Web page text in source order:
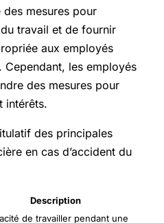
des mesures pour
travail et de fournir
aux employés
Cependant, les employés
des mesures pour
intérêts.
des principales
en cas d’accident du
Description
de travailler pendant une